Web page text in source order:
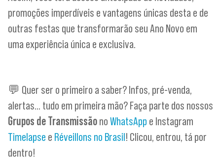
promoções imperdíveis e vantagens únicas desta e de
outras festas que transformarão seu Ano Novo em
uma experiência única e exclusiva.
💬 Quer ser o primeiro a saber? Infos, pré-venda,
alertas… tudo em primeira mão? Faça parte dos nossos
Grupos de TransmissãonoWhatsApp e Instagram
Timelapse e Réveillons no Brasil! Clicou, entrou, tá por
dentro!